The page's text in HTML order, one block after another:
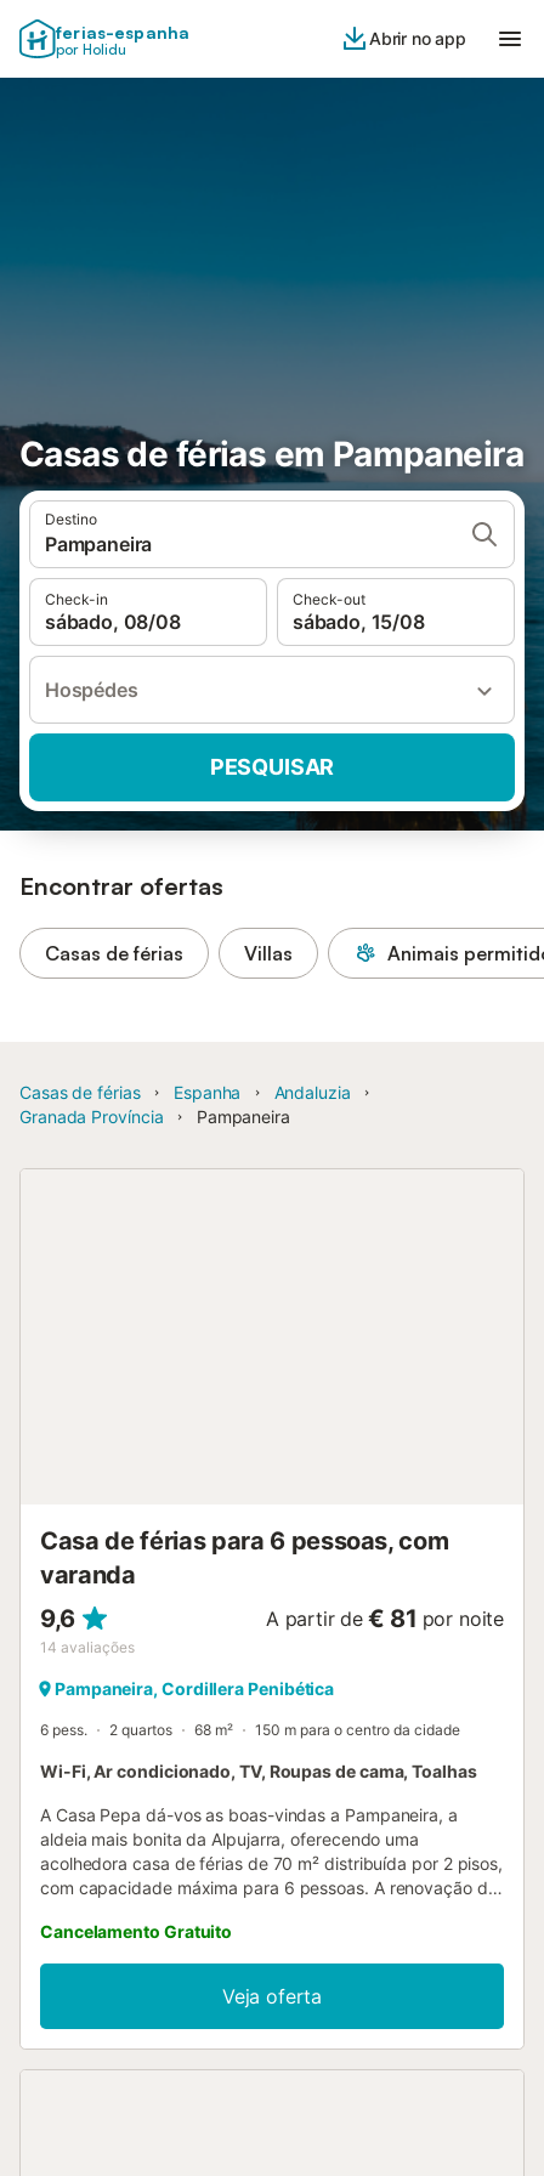
ferias-espanha
por Holidu
Abrir no app
Casas de férias em Pampaneira
Destino
Pampaneira
Check-in
sábado, 08/08
Check-out
sábado, 15/08
Hospédes
PESQUISAR
Encontrar ofertas
Casas de férias Villas Animais
Casas de férias Espanha
Andaluzia
Granada Província
Pampaneira
Casa de férias para 6 pessoas, com
varanda
9,6
14 avaliações
A partir de € 81 por noite
Pampaneira, Cordillera Penibética
6 pess. 2 quartos 68 m² 150 m para o centro da cidade
Wi-Fi, Ar condicionado, TV, Roupas de cama, Toalhas
A Casa Pepa dá-vos as boas-vindas a Pampaneira, a
aldeia mais bonita da Alpujarra, oferecendo uma
acolhedora casa de férias de 70 m² distribuída por 2 pisos,
com capacidade máxima para 6 pessoas. A renovação da
locais como pedra de xisto e madeira de castanheiro,
típicos da região. As novas portas e janelas de alta
qualidade garantem excelente isolamento térmico e
acústico durante todo o ano. Todo o projeto foi realizado
por fornecedores locais, especialistas na tradição da zona,
Cancelamento Gratuito
Veja oferta